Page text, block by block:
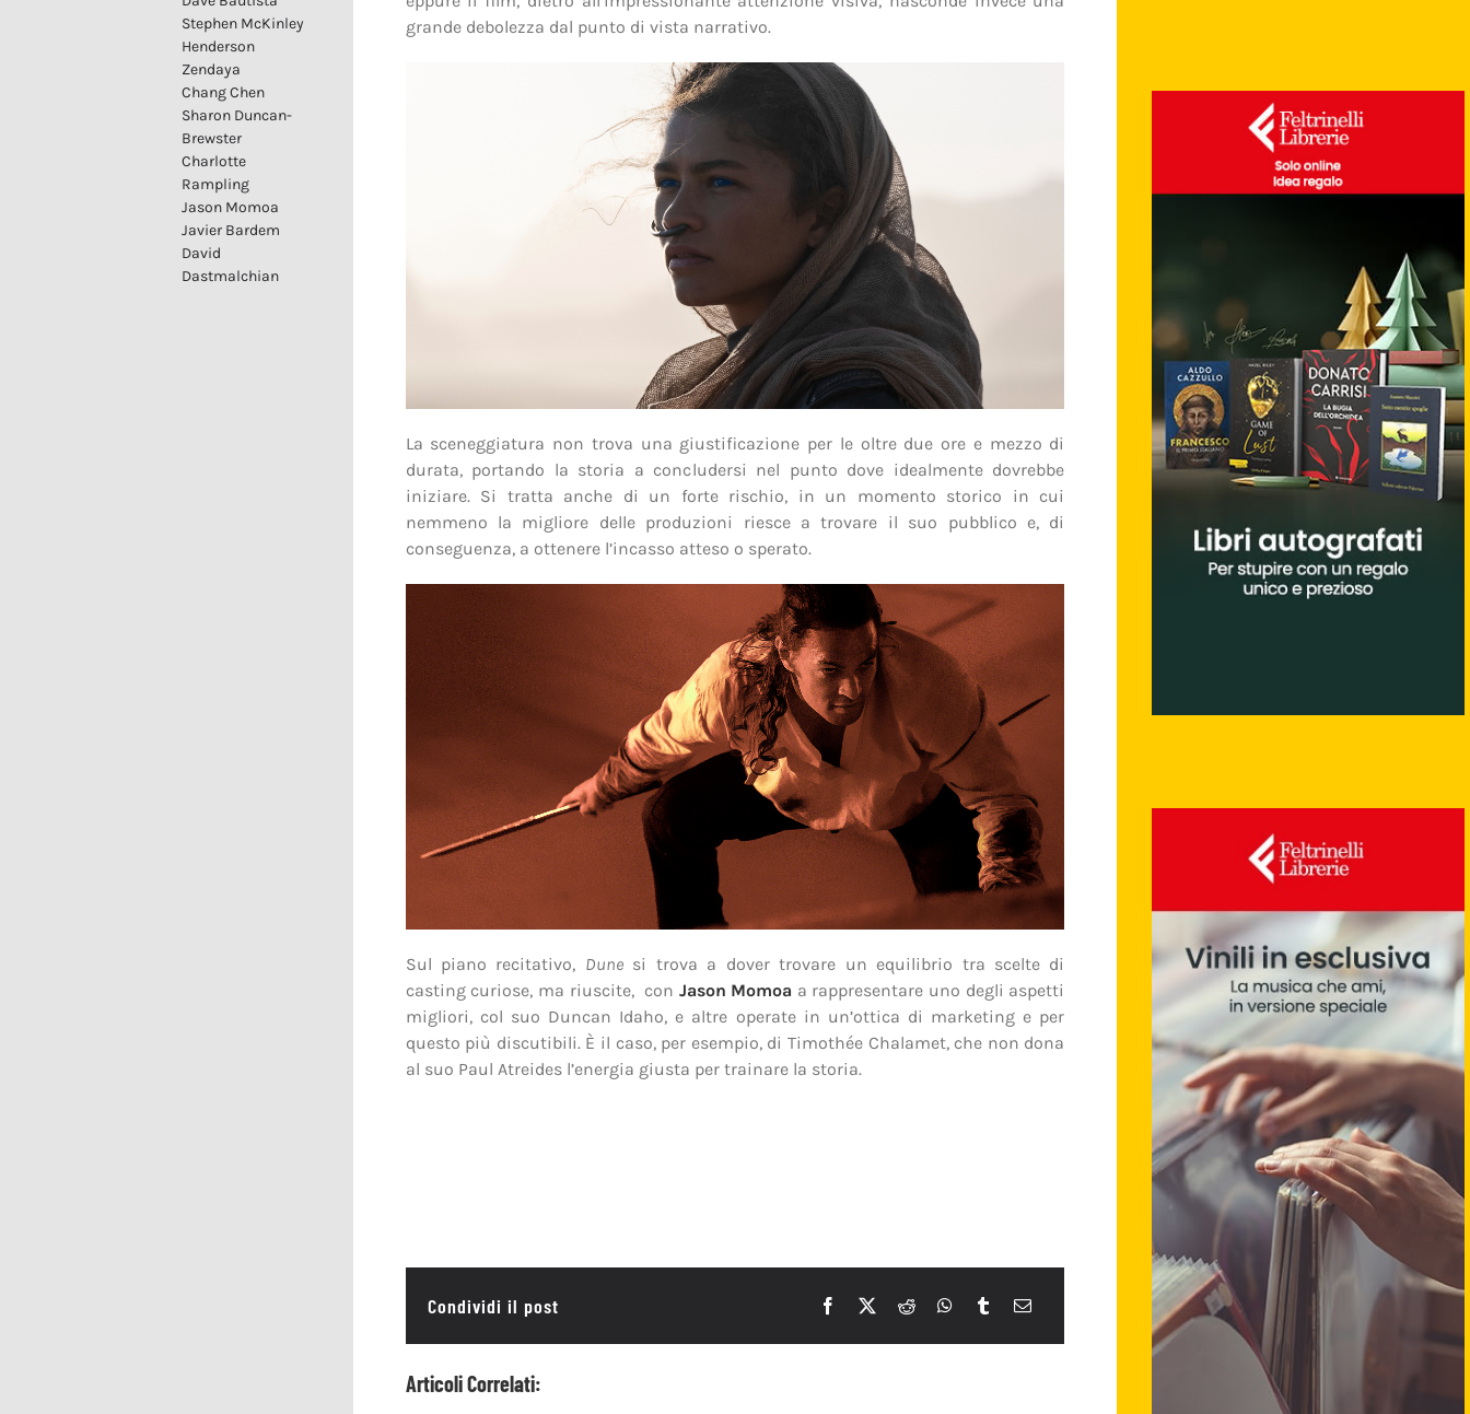
Stephen McKinley
Henderson
Zendaya
Chang Chen
Sharon Duncan-
Brewster
Charlotte
Rampling
Jason Momoa
Javier Bardem
David
Dastmalchian
grande debolezza dal punto di vista narrativo.
La sceneggiatura non trova una giustificazione per le oltre due ore e mezzo di
durata, portando la storia a concludersi nel punto dove idealmente dovrebbe
iniziare. Si tratta anche di un forte rischio, in un momento storico in cui
nemmeno la migliore delle produzioni riesce a trovare il suo pubblico e, di
conseguenza, a ottenere l’incasso atteso o sperato.
Sul piano recitativo, Dunesi trova a dover trovare un equilibrio tra scelte di
casting curiose, ma riuscite, con Jason Momoa a rappresentare uno degli aspetti
migliori, col suo Duncan Idaho, e altre operate in un’ottica di marketing e per
questo più discutibili. È il caso, per esempio, di Timothée Chalamet, che non dona
al suo Paul Atreides l’energia giusta per trainare la storia.
Condividi il post
Articoli Correlati: